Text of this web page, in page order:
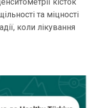
та міцності
коли лікування